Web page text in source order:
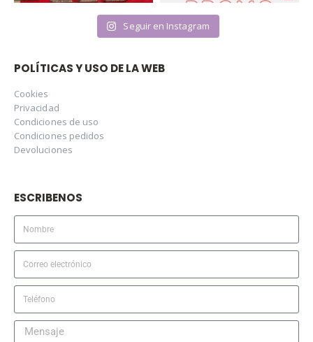
Seguir en Instagram
POLÍTICAS Y USO DE LA WEB
Cookies
Privacidad
Condiciones de uso
Condiciones pedidos
Devoluciones
ESCRIBENOS